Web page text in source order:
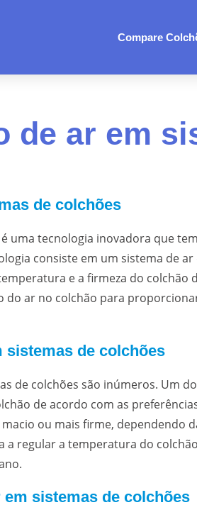
Compare
de ar em
de colchões
uma tecnologia inovadora que
consiste em um sistema de
e a firmeza do colchão
do ar no colchão para
sistemas de colchões
de colchões são inúmeros. Um
de acordo com as
ou mais firme, dependendo
a regular a temperatura do
sistemas de colchões